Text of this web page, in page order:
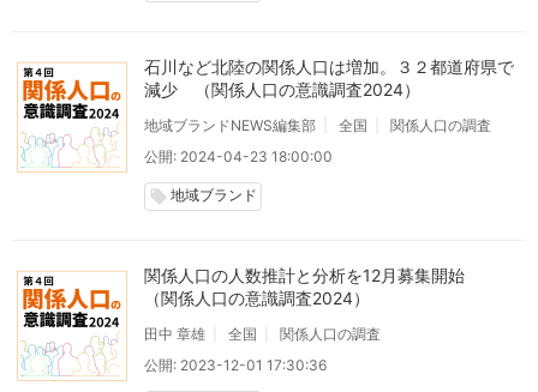
石川など北陸の関係人口は増加。３２都道府県で
減少 （関係人口の意識調査2024）
地域ブランドNEWS編集部 全国
関係人口の調査
公開: 2024-04-23 18:00:00
local_offer 地域ブランド
関係人口の人数推計と分析を12月募集開始
（関係人口の意識調査2024）
田中 章雄 全国
関係人口の調査
公開: 2023-12-01 17:30:36